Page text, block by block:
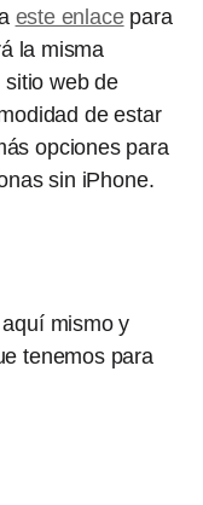
este enlacepara
la misma
web de
de estar
opciones para
sin iPhone.
mismo y
tenemos para